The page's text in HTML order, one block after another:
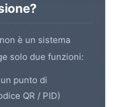
è un sistema
solo due funzioni:
punto di
QR / PID)